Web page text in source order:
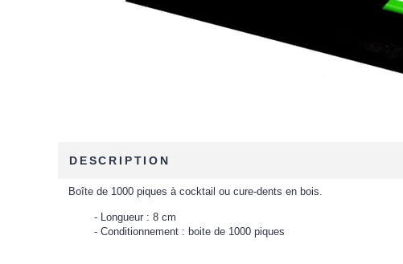
DESCRIPTION
Boîte de 1000 piques à cocktail ou cure-dents en bois.
Longueur : 8 cm
Conditionnement : boite de 1000 piques